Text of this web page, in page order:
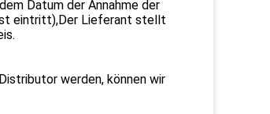
Datum der Annahme der
eintritt),Der Lieferant stellt
werden, können wir